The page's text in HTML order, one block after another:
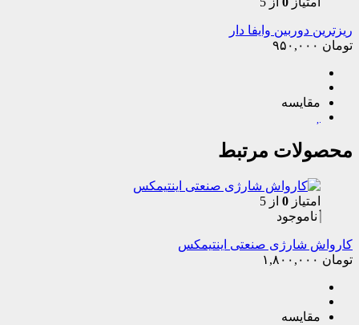
ریزترین دوربین وایفا دار
تومان
مقایسه
محصولات مرتبط
امتیاز 0 از 5
ناموجود
کارواش شارژی صنعتی اینتیمکس
تومان
مقایسه